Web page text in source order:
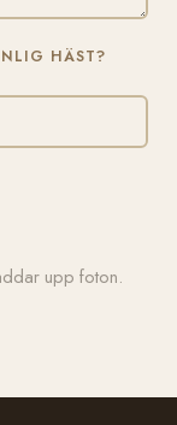
HÄST?
upp foton.